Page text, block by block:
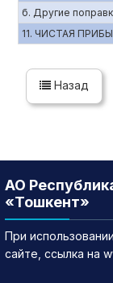
б. Другие
11. ЧИСТАЯ
Назад
АО
«Тошкент»
При
сайте, ссылка на